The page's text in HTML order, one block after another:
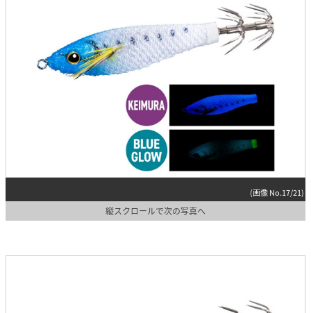
(画像 No.17/21)
縦スクロールで次の写真へ